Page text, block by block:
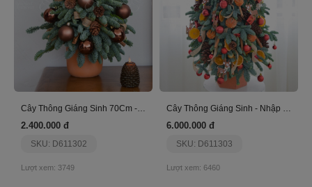
2.400.000 đ
SKU: D611302
Lượt xem: 3749
6.000.000 đ
SKU: D611303
Lượt xem: 6460